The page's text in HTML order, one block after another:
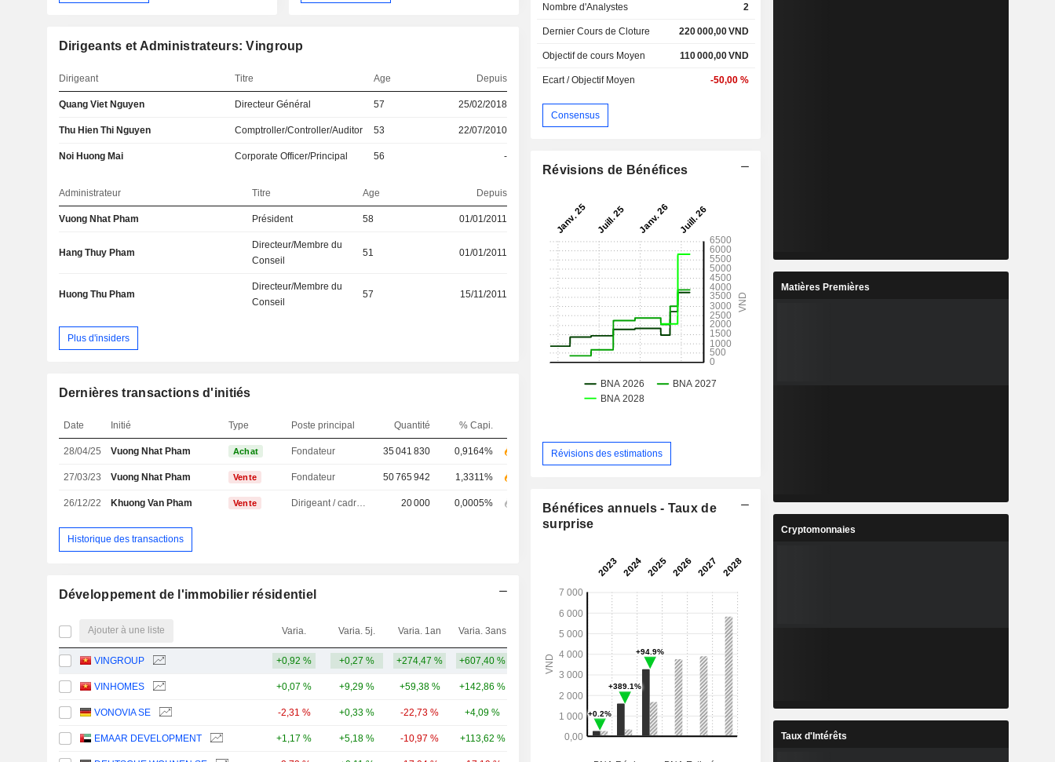
Dirigeants et Administrateurs: Vingroup
Dirigeant Titre Age Depuis
Quang Viet Nguyen Directeur Général 57 25/02/2018
Thu Hien Thi Nguyen Comptroller/Controller/Auditor 53 22/07/2010
Noi Huong Mai Corporate Officer/Principal 56 -
Administrateur Titre Age Depuis
Vuong Nhat Pham Président 58 01/01/2011
Hang Thuy Pham
Directeur/Membre du
Conseil
51 01/01/2011
Huong Thu Pham
Directeur/Membre du
Conseil
57 15/11/2011
Plus d'insiders
Dernières transactions d'initiés
Date Initié Type Poste principal Quantité % Capi.
28/04/25 Vuong Nhat Pham Achat Fondateur 35 041 830 0,9164%
27/03/23 Vuong Nhat Pham Vente Fondateur 50 765 942 1,3311%
26/12/22 Khuong Van Pham Vente Dirigeant / cadre principal 20 000 0,0005%
Historique des transactions
Développement de l'immobilier résidentiel
Ajouter à une liste Varia. Varia. 5j. Varia. 1an Varia. 3ans Capi.($)
VINGROUP +0,92 % +0,27 % +274,47 % +607,40 % 62,25 Md
VINHOMES +0,07 % +9,29 % +59,38 % +142,86 %
VONOVIA SE -2,31 % +0,33 % -22,73 % +4,09 % 21,14 Md
EMAAR DEVELOPMENT +1,17 % +5,18 % -10,97 % +113,62 % 14,85 Md
Nombre d'Analystes 2
Dernier Cours de Cloture 220 000,00VND
Objectif de cours Moyen 110 000,00VND
Ecart / Objectif Moyen -50,00 %
Consensus
Révisions de Bénéfices
Révisions des estimations
Bénéfices annuels - Taux de
surprise
Matières Premières
Cryptomonnaies
Taux d'Intérêts